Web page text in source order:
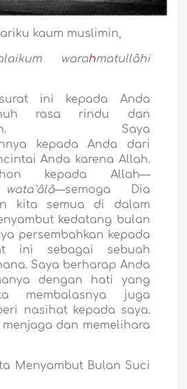
kaum muslimin,
warahmatullâhi
ini kepada Anda
rasa rindu dan
Saya
kepada Anda dari
Anda karena Allah.
kepada Allah—
—semoga Dia
kita semua di dalam
kedatang bulan
persembahkan kepada
ini sebagai sebuah
Saya berharap Anda
dengan hati yang
membalasnya juga
nasihat kepada saya.
dan memelihara
Menyambut Bulan Suci